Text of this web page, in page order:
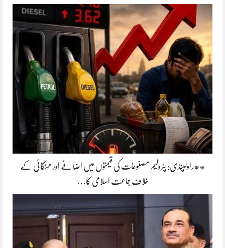
**راولپنڈی: پٹرولیم مصنوعات کی قیمتوں میں اضافے اور مہنگائی کے
خلاف جماعت اسلامی کا…